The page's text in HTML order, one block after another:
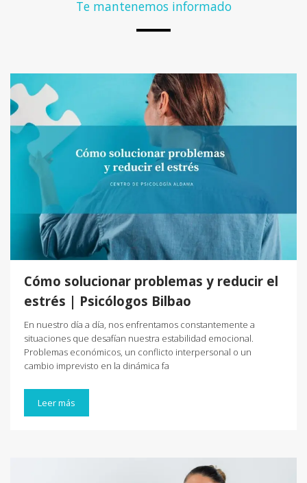
Te mantenemos informado
Cómo solucionar problemas y reducir el
estrés | Psicólogos Bilbao
En nuestro día a día, nos enfrentamos constantemente a
situaciones que desafían nuestra estabilidad emocional.
Problemas económicos, un conflicto interpersonal o un
cambio imprevisto en la dinámica fa
Leer más